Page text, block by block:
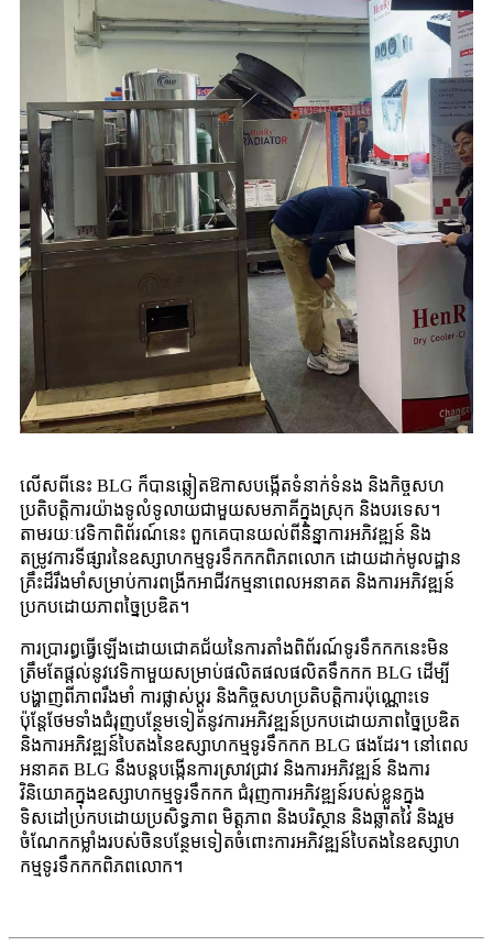
លើសពីនេះ BLG ក៏បានឆ្លៀតឱកាសបង្កើតទំនាក់ទំនង និងកិច្ចសហ
ប្រតិបត្តិការយ៉ាងទូលំទូលាយជាមួយសមភាគីក្នុងស្រុក និងបរទេស។
តាមរយៈវេទិកាពិព័រណ៍នេះ ពួកគេបានយល់ពីនិន្នាការអភិវឌ្ឍន៍ និង
តម្រូវការទីផ្សារនៃឧស្សាហកម្មទូរទឹកកកពិភពលោក ដោយដាក់មូលដ្ឋាន
គ្រឹះដ៏រឹងមាំសម្រាប់ការពង្រីកអាជីវកម្មនាពេលអនាគត និងការអភិវឌ្ឍន៍
ប្រកបដោយភាពច្នៃប្រឌិត។
ការប្រារព្ធធ្វើឡើងដោយជោគជ័យនៃការតាំងពិព័រណ៍ទូរទឹកកកនេះមិន
ត្រឹមតែផ្តល់នូវវេទិកាមួយសម្រាប់ផលិតផលផលិតទឹកកក BLG ដើម្បី
បង្ហាញពីភាពរឹងមាំ ការផ្លាស់ប្តូរ និងកិច្ចសហប្រតិបត្តិការប៉ុណ្ណោះទេ
ប៉ុន្តែថែមទាំងជំរុញបន្ថែមទៀតនូវការអភិវឌ្ឍន៍ប្រកបដោយភាពច្នៃប្រឌិត
និងការអភិវឌ្ឍន៍បៃតងនៃឧស្សាហកម្មទូរទឹកកក BLG ផងដែរ។ នៅពេល
អនាគត BLG នឹងបន្តបង្កើនការស្រាវជ្រាវ និងការអភិវឌ្ឍន៍ និងការ
វិនិយោគក្នុងឧស្សាហកម្មទូរទឹកកក ជំរុញការអភិវឌ្ឍន៍របស់ខ្លួនក្នុង
ទិសដៅប្រកបដោយប្រសិទ្ធភាព មិត្តភាព និងបរិស្ថាន និងឆ្លាតវៃ និងរួម
ចំណែកកម្លាំងរបស់ចិនបន្ថែមទៀតចំពោះការអភិវឌ្ឍន៍បៃតងនៃឧស្សាហ
កម្មទូរទឹកកកពិភពលោក។